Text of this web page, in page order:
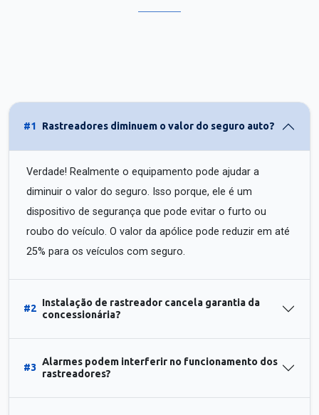
#1 Rastreadores diminuem o valor do seguro auto?
Verdade! Realmente o equipamento pode ajudar a
diminuir o valor do seguro. Isso porque, ele é um
dispositivo de segurança que pode evitar o furto ou
roubo do veículo. O valor da apólice pode reduzir em até
25% para os veículos com seguro.
#2
Instalação de rastreador cancela garantia da
concessionária?
#3
Alarmes podem interferir no funcionamento dos
rastreadores?